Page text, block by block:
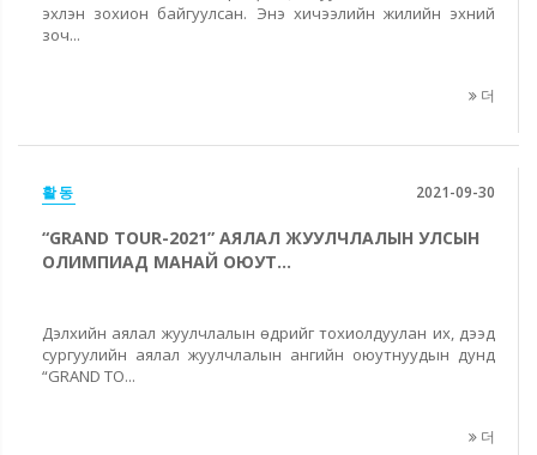
эхлэн зохион байгуулсан. Энэ хичээлийн жилийн эхний
зоч...
더
활동 2021-09-30
“GRAND TOUR-2021” АЯЛАЛ ЖУУЛЧЛАЛЫН УЛСЫН
ОЛИМПИАД МАНАЙ ОЮУТ...
Дэлхийн аялал жуулчлалын өдрийг тохиолдуулан их, дээд
сургуулийн аялал жуулчлалын ангийн оюутнуудын дунд
“GRAND TO...
더